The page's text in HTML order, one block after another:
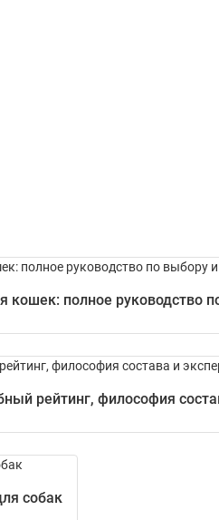
полное руководство
рейтинг, философия
собак